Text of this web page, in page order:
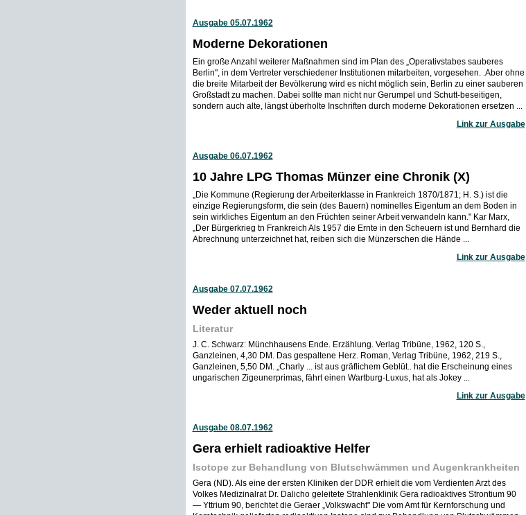
Ausgabe 05.07.1962
Moderne Dekorationen
Ein große Anzahl weiterer Maßnahmen sind im Plan des „Operativstabes sauberes
Berlin", in dem Vertreter verschiedener Institutionen mitarbeiten, vorgesehen. .Aber ohne
die breite Mitarbeit der Bevölkerung wird es nicht möglich sein, Berlin zu einer sauberen
Großstadt zu machen. Dabei sollte man nicht nur Gerumpel und Schutt-beseitigen,
sondern auch alte, längst überholte Inschriften durch moderne Dekorationen ersetzen ...
Link zur Ausgabe
Ausgabe 06.07.1962
10 Jahre LPG Thomas Münzer eine Chronik (X)
„Die Kommune (Regierung der Arbeiterklasse in Frankreich 1870/1871; H. S.) ist die
einzige Regierungsform, die sein (des Bauern) nominelles Eigentum an dem Boden in
sein wirkliches Eigentum an den Früchten seiner Arbeit verwandeln kann." Kar Marx,
„Der Bürgerkrieg tn Frankreich Als 1957 die Ernte in den Scheuern ist und Bernhard die
Abrechnung unterzeichnet hat, reiben sich die Münzerschen die Hände ...
Link zur Ausgabe
Ausgabe 07.07.1962
Weder aktuell noch
Literatur
J. C. Schwarz: Münchhausens Ende. Erzählung. Verlag Tribüne, 1962, 120 S.,
Ganzleinen, 4,30 DM. Das gespaltene Herz. Roman, Verlag Tribüne, 1962, 219 S.,
Ganzleinen, 5,50 DM. „Charly ... ist aus gräflichem Geblüt.. hat die Erscheinung eines
ungarischen Zigeunerprimas, fährt einen Wartburg-Luxus, hat als Jokey ...
Link zur Ausgabe
Ausgabe 08.07.1962
Gera erhielt radioaktive Helfer
Isotope zur Behandlung von Blutschwämmen und Augenkrankheiten
Gera (ND). Als eine der ersten Kliniken der DDR erhielt die vom Verdienten Arzt des
Volkes Medizinalrat Dr. Dalicho geleitete Strahlenklinik Gera radioaktives Strontium 90
— Yttrium 90, berichtet die Geraer „Volkswacht" Die vom Amt für Kernforschung und